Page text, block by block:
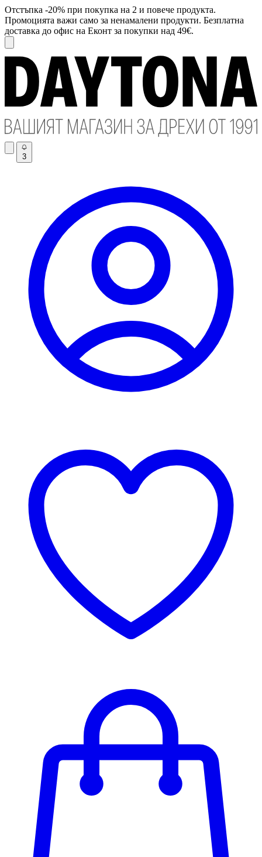
Отстъпка -20% при покупка на 2 и повече продукта.
Промоцията важи само за ненамалени продукти. Безплатна
доставка до офис на Еконт за покупки над 49€.
3